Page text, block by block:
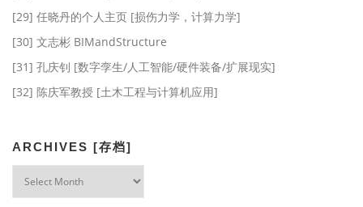
[29] 任晓丹的个人主页 [损伤力学，计算力学]
[30] 文志彬 BIMandStructure
[31] 孔庆钊 [数字孪生/人工智能/硬件装备/扩展现实]
[32] 陈庆军教授 [土木工程与计算机应用]
ARCHIVES [存档]